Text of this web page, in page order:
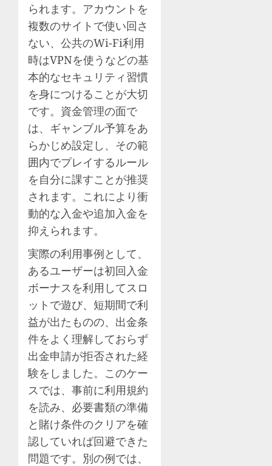
られます。アカウントを
複数のサイトで使い回さ
ない、公共のWi-Fi利用
時はVPNを使うなどの基
本的なセキュリティ習慣
を身につけることが大切
です。資金管理の面で
は、ギャンブル予算をあ
らかじめ設定し、その範
囲内でプレイするルール
を自分に課すことが推奨
されます。これにより衝
動的な入金や追加入金を
抑えられます。
実際の利用事例として、
あるユーザーは初回入金
ボーナスを利用してスロ
ットで遊び、短期間で利
益が出たものの、出金条
件をよく理解しておらず
出金申請が拒否された経
験をしました。このケー
スでは、事前に利用規約
を読み、必要書類の準備
と賭け条件のクリアを確
認していれば回避できた
問題です。別の例では、